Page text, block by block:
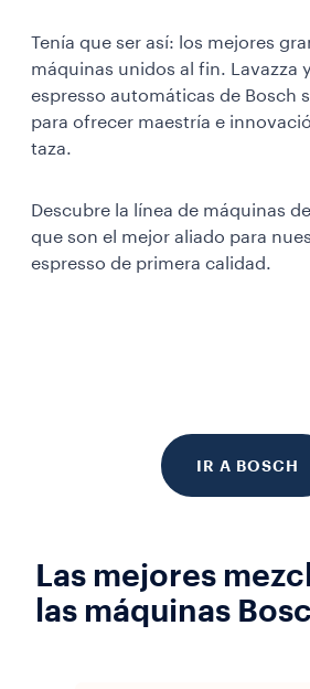
Tenía que ser así: los mejores
máquinas unidos al fin. Lavazza
espresso automáticas de Bosch
para ofrecer maestría e
taza.
Descubre la línea de máquinas
que son el mejor aliado para
espresso de primera calidad.
IR A BOSCH
Las mejores
las máquinas